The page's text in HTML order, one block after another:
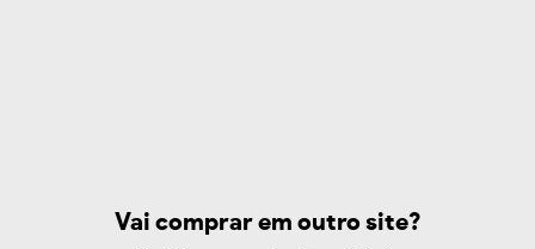
Vai comprar em outro site?